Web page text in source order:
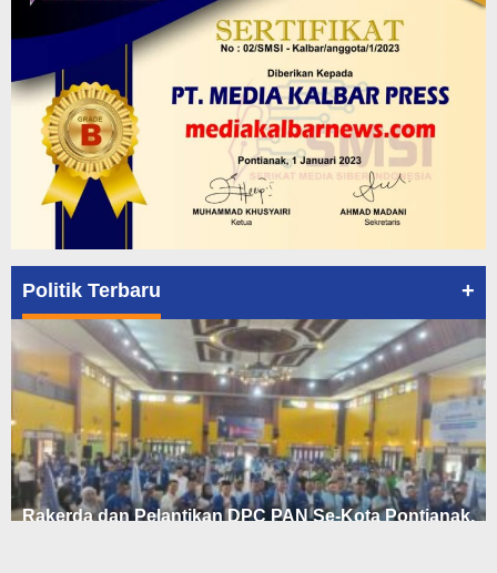
Politik Terbaru +
Rakerda dan Pelantikan DPC PAN Se-Kota Pontianak,